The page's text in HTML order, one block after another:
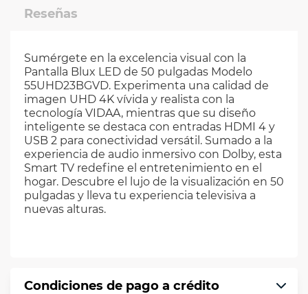
Reseñas
Sumérgete en la excelencia visual con la
Pantalla Blux LED de 50 pulgadas Modelo
55UHD23BGVD. Experimenta una calidad de
imagen UHD 4K vívida y realista con la
tecnología VIDAA, mientras que su diseño
inteligente se destaca con entradas HDMI 4 y
USB 2 para conectividad versátil. Sumado a la
experiencia de audio inmersivo con Dolby, esta
Smart TV redefine el entretenimiento en el
hogar. Descubre el lujo de la visualización en 50
pulgadas y lleva tu experiencia televisiva a
nuevas alturas.
Condiciones de pago a crédito